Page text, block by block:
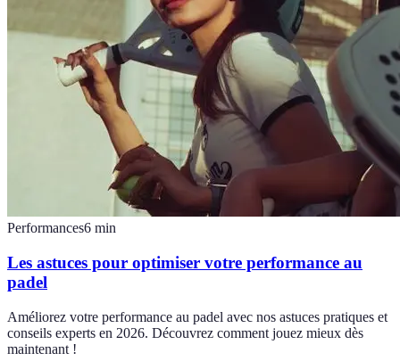
Performances6 min
Les astuces pour optimiser votre performance au
padel
Améliorez votre performance au padel avec nos astuces pratiques et
conseils experts en 2026. Découvrez comment jouez mieux dès
maintenant !